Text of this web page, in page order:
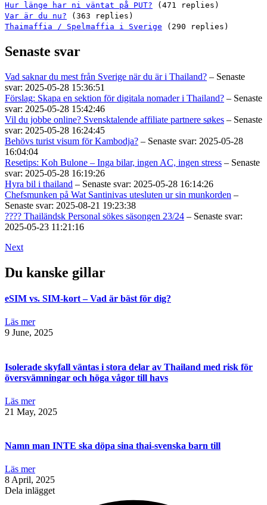
Hur länge har ni väntat på PUT? (471 replies)
Var är du nu? (363 replies)
Thaimaffia / Spelmaffia i Sverige (290 replies)
Senaste svar
Vad saknar du mest från Sverige när du är i Thailand? – Senaste
svar: 2025-05-28 15:36:51
Förslag: Skapa en sektion för digitala nomader i Thailand? – Senaste
svar: 2025-05-28 15:42:46
Vil du jobbe online? Svensktalende affiliate partnere søkes – Senaste
svar: 2025-05-28 16:24:45
Behövs turist visum för Kambodja? – Senaste svar: 2025-05-28
16:04:04
Resetips: Koh Bulone – Inga bilar, ingen AC, ingen stress – Senaste
svar: 2025-05-28 16:19:26
Hyra bil i thailand – Senaste svar: 2025-05-28 16:14:26
Chefsmunken på Wat Santinivas utesluten ur sin munkorden –
Senaste svar: 2025-08-21 19:23:38
???? Thailändsk Personal sökes säsongen 23/24 – Senaste svar:
2025-05-23 11:21:16
Next
Du kanske gillar
eSIM vs. SIM-kort – Vad är bäst för dig?
Läs mer
9 June, 2025
Isolerade skyfall väntas i stora delar av Thailand med risk för
översvämningar och höga vågor till havs
Läs mer
21 May, 2025
Namn man INTE ska döpa sina thai-svenska barn till
Läs mer
8 April, 2025
Dela inlägget